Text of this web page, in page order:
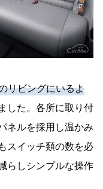
リビングにいるよ
した。各所に取り付
ネルを採用し温かみ
スイッチ類の数を必
らしシンプルな操作